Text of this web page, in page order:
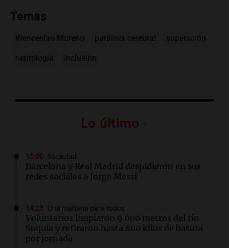
Temas
Wenceslao Moreno parálisis cerebral superación
neurología inclusión
Lo último
15:00 Sociedad
Barcelona y Real Madrid despidieron en sus
redes sociales a Jorge Messi
14:23 Una mañana para todos
Voluntarios limpiaron 9.000 metros del río
Suquía y retiraron hasta 800 kilos de basura
por jornada